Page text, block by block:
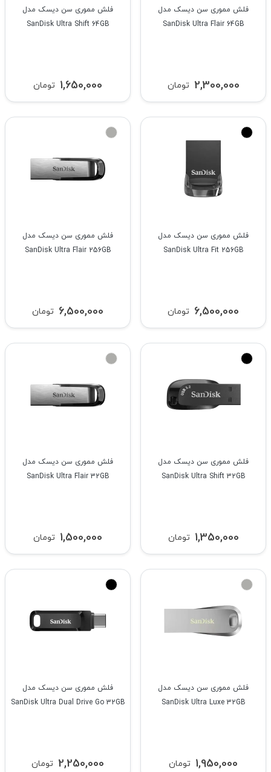
فلش مموری سن دیسک مدل
SanDisk Ultra Flair 64GB
تومان 2,300,000
فلش مموری سن دیسک مدل
SanDisk Ultra Shift 64GB
تومان 1,650,000
فلش مموری سن دیسک مدل
SanDisk Ultra Fit 256GB
تومان 6,500,000
فلش مموری سن دیسک مدل
SanDisk Ultra Flair 256GB
تومان 6,500,000
فلش مموری سن دیسک مدل
SanDisk Ultra Shift 32GB
تومان 1,350,000
فلش مموری سن دیسک مدل
SanDisk Ultra Flair 32GB
تومان 1,500,000
فلش مموری سن دیسک مدل
SanDisk Ultra Luxe 32GB
تومان 1,950,000
فلش مموری سن دیسک مدل
SanDisk Ultra Dual Drive Go 32GB
تومان 2,250,000